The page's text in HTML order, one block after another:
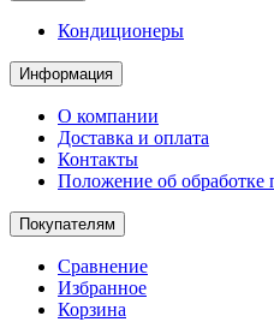
Кондиционеры
Информация
О компании
Доставка и оплата
Контакты
Положение об обработке
Покупателям
Сравнение
Избранное
Корзина